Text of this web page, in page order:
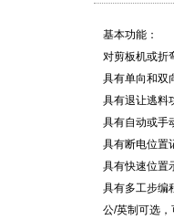
基本功能：
对剪板机
具有单向和双
具有退让逃料
具有自动或手
具有断电位置
具有快速位置
具有多工步编
公/英制可选